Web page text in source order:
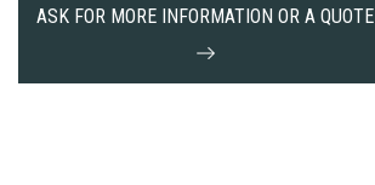
ASK FOR MORE INFORMATION OR A QUOTE